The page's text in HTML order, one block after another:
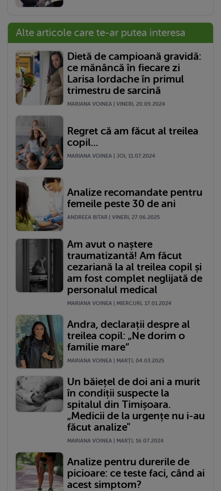
Alte articole care te-ar putea interesa
Dietă de campioană gravidă:
ce mănâncă în fiecare zi
Larisa Iordache în primul
trimestru de sarcină
MARIANA VOINEA | VINERI, 20.09.2024
Regret că am făcut al treilea
copil...
MARIANA VOINEA | JOI, 11.07.2024
Analize recomandate pentru
femeile peste 30 de ani
ANDREEA BITAR | VINERI, 27.06.2025
Am avut o naștere
traumatizantă! Am făcut
cezariană la al treilea copil și
am fost complet neglijată de
personalul medical
MARIANA VOINEA | MIERCURI, 17.01.2024
Andra, declarații despre al
treilea copil: „Ne dorim o
familie mare”
MARIANA VOINEA | MARŢI, 04.03.2025
Un băiețel de doi ani a murit
în condiții suspecte la
spitalul din Timișoara.
„Medicii de la urgențe nu i-au
făcut analize"
MARIANA VOINEA | MARŢI, 16.07.2024
Analize pentru durerile de
picioare: ce teste faci, când ai
acest simptom?